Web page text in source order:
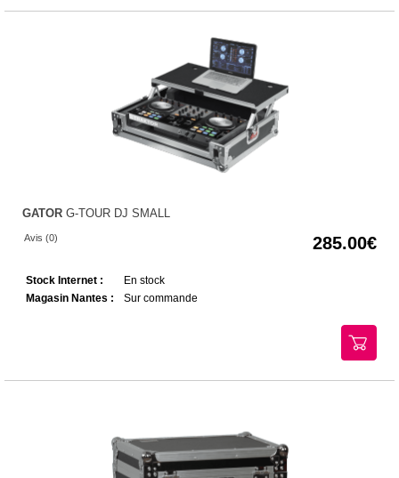
GATOR G-TOUR DJ SMALL
Avis (0) 285.00
Stock Internet :
En stock
Magasin Nantes :
Sur commande